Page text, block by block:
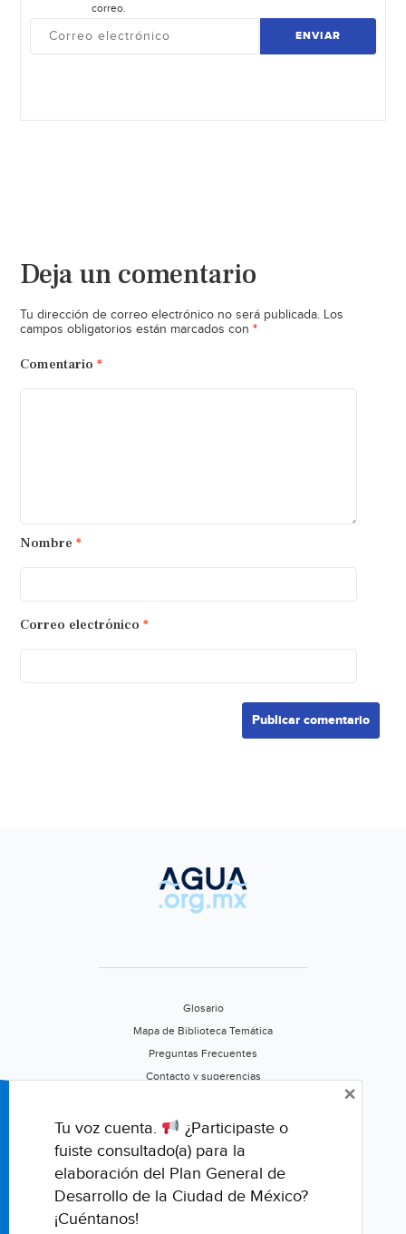
correo.
ENVIAR
Deja un comentario
Tu dirección de correo electrónico no será publicada. Los
campos obligatorios están marcados con *
Comentario *
Nombre *
Correo electrónico *
Glosario
Mapa de Biblioteca Temática
Preguntas Frecuentes
Contacto y sugerencias
Califica este portal
Tu voz cuenta.
¿Participaste o
fuiste consultado(a) para la
elaboración del Plan General de
Desarrollo de la Ciudad de México?
¡Cuéntanos!
×